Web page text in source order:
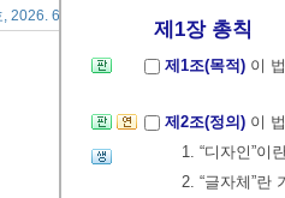
2026. 6. 17., 일부개정]
제1장 총칙
제1조(목적) 이
제2조(정의) 이
1. “디자인”이
2. “글자체”란